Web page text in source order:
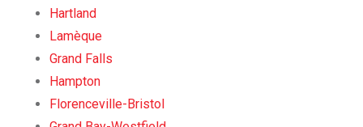
Hartland
Lamèque
Grand Falls
Hampton
Florenceville-Bristol